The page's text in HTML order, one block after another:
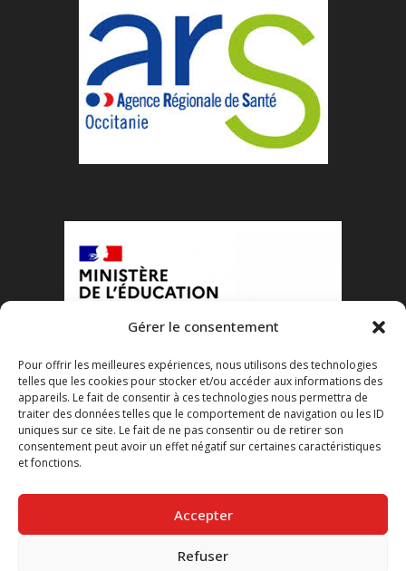
Gérer le consentement
Pour offrir les meilleures expériences, nous utilisons des technologies
telles que les cookies pour stocker et/ou accéder aux informations des
appareils. Le fait de consentir à ces technologies nous permettra de
traiter des données telles que le comportement de navigation ou les ID
uniques sur ce site. Le fait de ne pas consentir ou de retirer son
consentement peut avoir un effet négatif sur certaines caractéristiques
et fonctions.
Accepter
Refuser